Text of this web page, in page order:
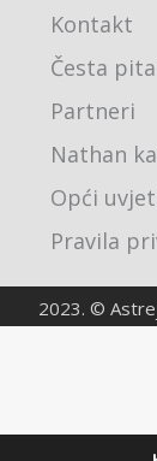
Kontakt
Česta
Partneri
Nathan
Opći
Pravila
2023. ©